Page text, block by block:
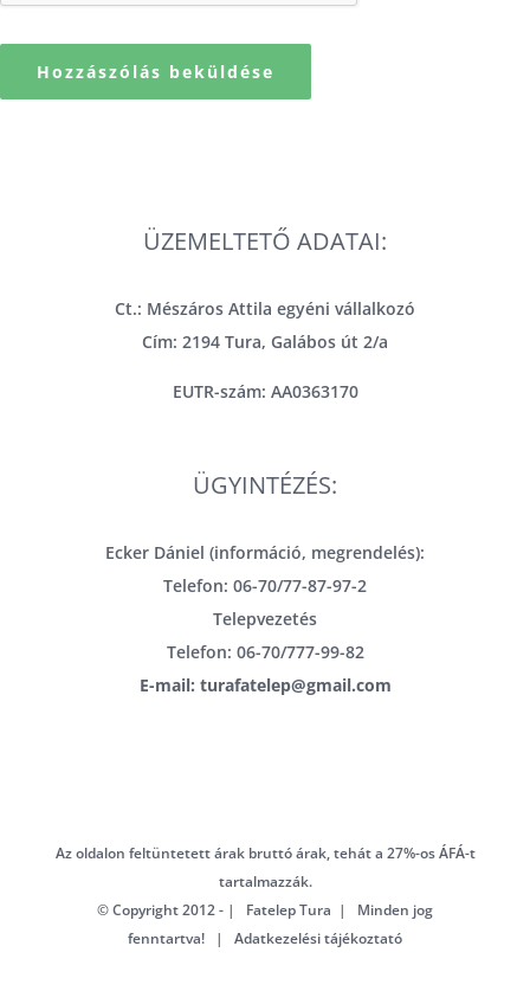
ÜZEMELTETŐ ADATAI:
Ct.: Mészáros Attila egyéni vállalkozó
Cím: 2194 Tura, Galábos út 2/a
EUTR-szám: AA0363170
ÜGYINTÉZÉS:
Ecker Dániel (információ, megrendelés):
Telefon: 06-70/77-87-97-2
Telepvezetés
Telefon: 06-70/777-99-82
E-mail: turafatelep@gmail.com
Az oldalon feltüntetett árak bruttó árak, tehát a 27%-os ÁFÁ-t
tartalmazzák.
© Copyright 2012 - | Fatelep Tura | Minden jog
fenntartva! | Adatkezelési tájékoztató